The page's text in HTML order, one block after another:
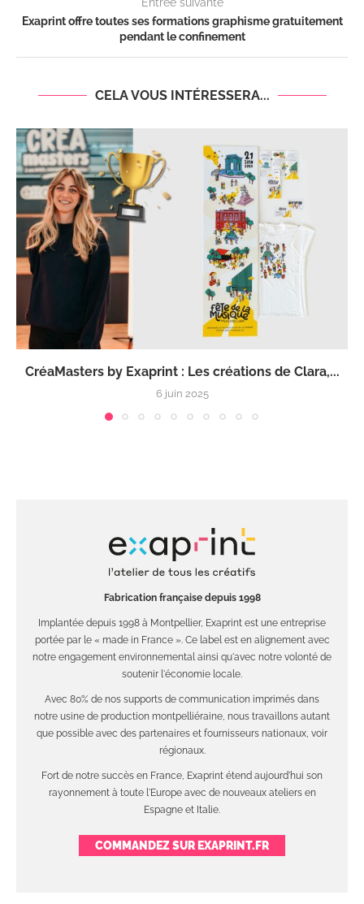
Exaprint offre toutes ses formations graphisme gratuitement
pendant le confinement
CELA VOUS INTÉRESSERA...
CréaMasters by Exaprint : Les créations de Clara,...
6 juin 2025
Fabrication française depuis 1998
Implantée depuis 1998 à Montpellier, Exaprint est une entreprise
portée par le « made in France ». Ce label est en alignement avec
notre engagement environnemental ainsi qu'avec notre volonté de
soutenir l'économie locale.
Avec 80% de nos supports de communication imprimés dans
notre usine de production montpelliéraine, nous travaillons autant
que possible avec des partenaires et fournisseurs nationaux, voir
régionaux.
Fort de notre succès en France, Exaprint étend aujourd'hui son
rayonnement à toute l'Europe avec de nouveaux ateliers en
Espagne et Italie.
COMMANDEZ SUR EXAPRINT.FR